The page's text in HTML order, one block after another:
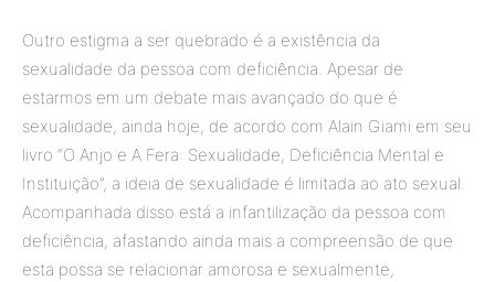
Outro estigma a ser quebrado é a existência da
sexualidade da pessoa com deficiência. Apesar de
estarmos em um debate mais avançado do que é
sexualidade, ainda hoje, de acordo com Alain Giami em seu
livro “O Anjo e A Fera: Sexualidade, Deficiência Mental e
Instituição”, a ideia de sexualidade é limitada ao ato sexual.
Acompanhada disso está a infantilização da pessoa com
deficiência, afastando ainda mais a compreensão de que
esta possa se relacionar amorosa e sexualmente,